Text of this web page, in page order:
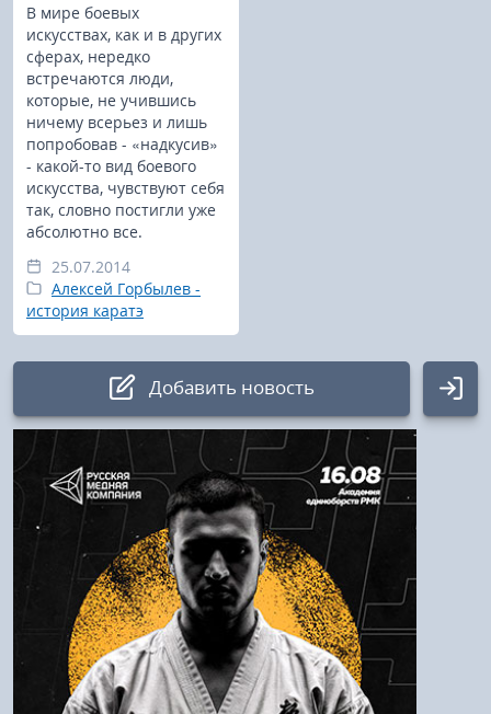
В мире боевых
искусствах, как и в других
сферах, нередко
встречаются люди,
которые, не учившись
ничему всерьез и лишь
попробовав - «надкусив»
- какой-то вид боевого
искусства, чувствуют себя
так, словно постигли уже
абсолютно все.
25.07.2014
Алексей Горбылев -
история каратэ
Добавить новость
Авторизация
Логин:
Пароль
Войти